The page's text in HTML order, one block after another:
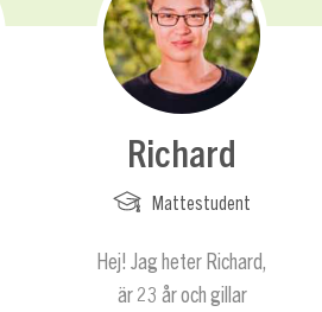
Richard
Mattestudent
Hej! Jag heter Richard,
är 23 år och gillar